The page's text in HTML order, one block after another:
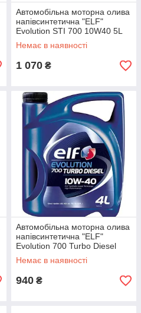
Автомобільна моторна олива
напівсинтетична "ELF"
Evolution STI 700 10W40 5L
Немає в наявності
1 070 ₴
Автомобільна моторна олива
напівсинтетична "ELF"
Evolution 700 Turbo Diesel
10W40 4L
Немає в наявності
940 ₴